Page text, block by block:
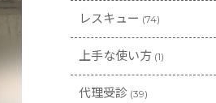
レスキュー (74)
上手な使い方 (1)
代理受診 (39)